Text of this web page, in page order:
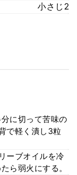
小さじ2
に切って苦味の
で軽く潰し3粒
ーブオイルを冷
ら弱火にする。